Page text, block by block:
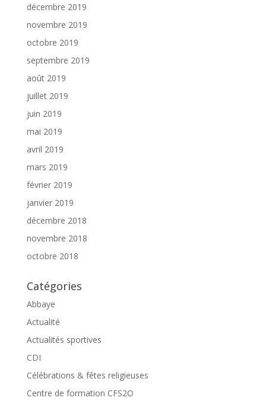
décembre 2019
novembre 2019
octobre 2019
septembre 2019
août 2019
juillet 2019
juin 2019
mai 2019
avril 2019
mars 2019
février 2019
janvier 2019
décembre 2018
novembre 2018
octobre 2018
Catégories
Abbaye
Actualité
Actualités sportives
CDI
Célébrations & fêtes religieuses
Centre de formation CFS2O